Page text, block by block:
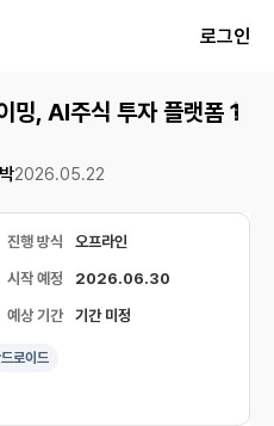
로그인
, AI주식 투자 플랫폼 1
2026.05.22
진행 방식 오프라인
시작 예정 2026.06.30
예상 기간 기간 미정
로이드